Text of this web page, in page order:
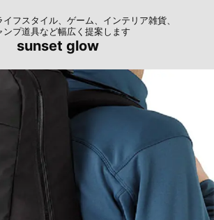
フスタイル、ゲーム、インテリア雑貨、
ンプ道具など幅広く提案します
sunset glow